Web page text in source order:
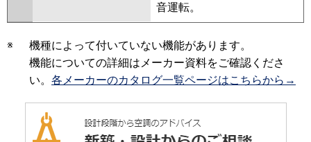
音運転。
※
機種によって付いていない機能があります。
機能についての詳細はメーカー資料をご確認くださ
い。 各メーカーのカタログ一覧ページはこちらから→